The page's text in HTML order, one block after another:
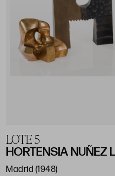
LOTE 5
HORTENSIA NUÑEZ
Madrid (1948)